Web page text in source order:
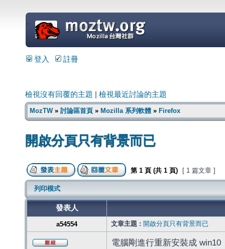
=
登入 註冊
檢視沒有回覆的主題 檢視最近討論的主題
MozTW» 討論區首頁 » Mozilla 系列軟體 » Firefox
開啟分頁只有背景而已
第 1 頁 (共 1 頁) [ 1 篇文章 ]
列印模式
發表人
a54554 文章主題 : 開啟分頁只有背景而已
電腦剛進行重新安裝成 win10